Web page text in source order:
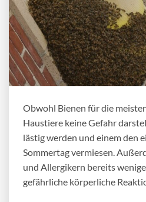
Obwohl Bienen für die
Haustiere keine Gefahr
lästig werden und einem den
Sommertag vermiesen.
und Allergikern bereits
gefährliche körperliche